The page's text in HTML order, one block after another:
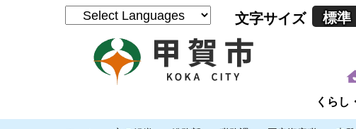
文字サイズ 標準
くらし